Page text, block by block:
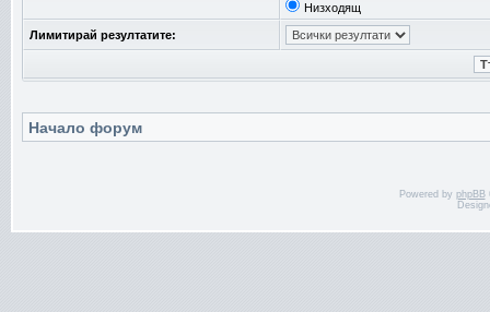
Низходящ
Лимитирай резултатите:
Начало форум
Powered by phpBB